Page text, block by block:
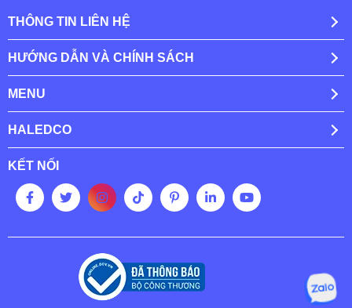
THÔNG TIN LIÊN HỆ
HƯỚNG DẪN VÀ CHÍNH SÁCH
MENU
HALEDCO
KẾT NỐI